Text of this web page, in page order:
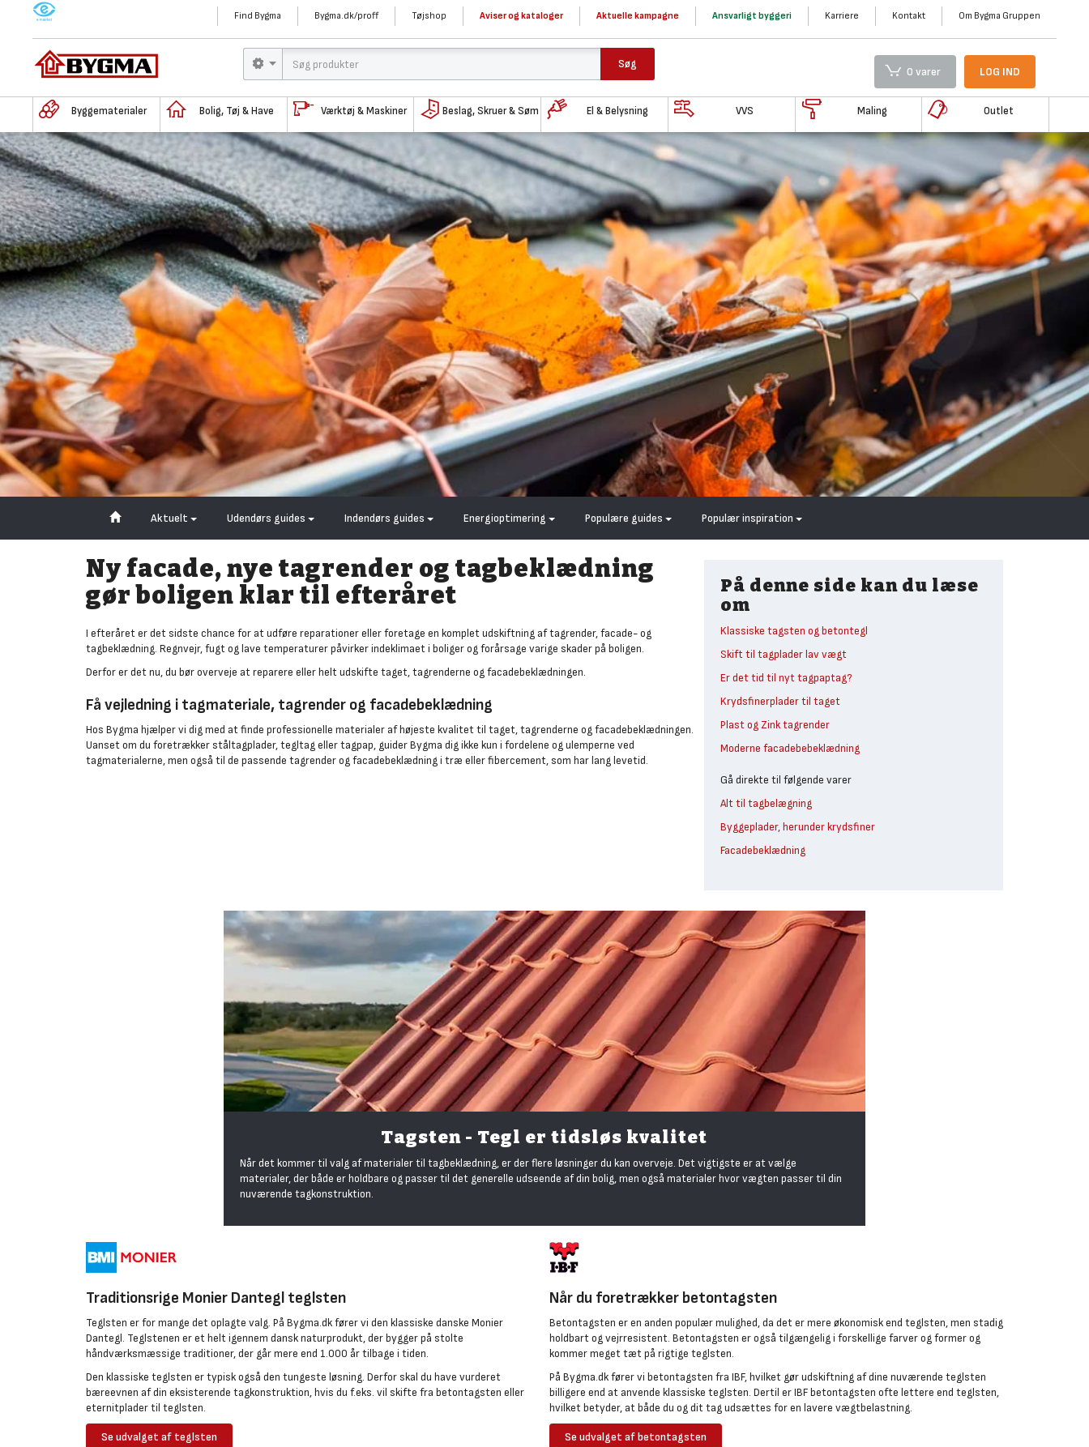
M Find Bygma Bygma.dk/proff Tøjshop Aviser og kataloger Aktuelle kampagne Ansvarligt byggeri Karriere Kontakt Om Bygma Gruppen
Søg
0 varer LOG IND
Byggematerialer Bolig, Tøj & Have Værktøj & Maskiner Beslag, Skruer & Søm El & Belysning VVS Maling Outlet
Aktuelt Udendørs guides Indendørs guides Energioptimering Populære guides Populær inspiration
Ny facade, nye tagrender og tagbeklædning
gør boligen klar til efteråret
I efteråret er det sidste chance for at udføre reparationer eller foretage en komplet udskiftning af tagrender, facade- og
tagbeklædning. Regnvejr, fugt og lave temperaturer påvirker indeklimaet i boliger og forårsage varige skader på boligen.
Derfor er det nu, du bør overveje at reparere eller helt udskifte taget, tagrenderne og facadebeklædningen.
Få vejledning i tagmateriale, tagrender og facadebeklædning
Hos Bygma hjælper vi dig med at finde professionelle materialer af højeste kvalitet til taget, tagrenderne og facadebeklædningen.
Uanset om du foretrækker ståltagplader, tegltag eller tagpap, guider Bygma dig ikke kun i fordelene og ulemperne ved
tagmaterialerne, men også til de passende tagrender og facadebeklædning i træ eller fibercement, som har lang levetid.
På denne side kan du læse
om
Klassiske tagsten og betontegl
Skift til tagplader lav vægt
Er det tid til nyt tagpaptag?
Krydsfinerplader til taget
Plast og Zink tagrender
Moderne facadebebeklædning
Gå direkte til følgende varer
Alt til tagbelægning
Byggeplader, herunder krydsfiner
Facadebeklædning
Tagsten - Tegl er tidsløs kvalitet
Når det kommer til valg af materialer til tagbeklædning, er der flere løsninger du kan overveje. Det vigtigste er at vælge
materialer, der både er holdbare og passer til det generelle udseende af din bolig, men også materialer hvor vægten passer til din
nuværende tagkonstruktion.
Traditionsrige Monier Dantegl teglsten
Teglsten er for mange det oplagte valg. På Bygma.dk fører vi den klassiske danske Monier
Dantegl. Teglstenen er et helt igennem dansk naturprodukt, der bygger på stolte
håndværksmæssige traditioner, der går mere end 1.000 år tilbage i tiden.
Den klassiske teglsten er typisk også den tungeste løsning. Derfor skal du have vurderet
bæreevnen af din eksisterende tagkonstruktion, hvis du f.eks. vil skifte fra betontagsten eller
eternitplader til teglsten.
Se udvalget af teglsten
Når du foretrækker betontagsten
Betontagsten er en anden populær mulighed, da det er mere økonomisk end teglsten, men stadig
holdbart og vejrresistent. Betontagsten er også tilgængelig i forskellige farver og former og
kommer meget tæt på rigtige teglsten.
På Bygma.dk fører vi betontagsten fra IBF, hvilket gør udskiftning af dine nuværende teglsten
billigere end at anvende klassiske teglsten. Dertil er IBF betontagsten ofte lettere end teglsten,
hvilket betyder, at både du og dit tag udsættes for en lavere vægtbelastning.
Se udvalget af betontagsten